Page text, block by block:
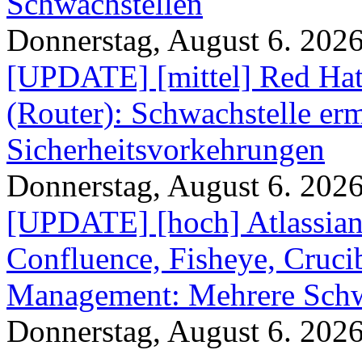
Donnerstag, August 6.
[UPDATE] [mittel] Red
(Router): Schwachstelle
Sicherheitsvorkehrungen
Donnerstag, August 6.
[UPDATE] [hoch]
Confluence, Fisheye,
Management: Mehrere
Donnerstag, August 6.